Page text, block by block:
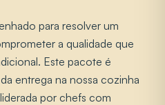
para resolver um
a qualidade que
Este pacote é
entrega na nossa cozinha
por chefs com